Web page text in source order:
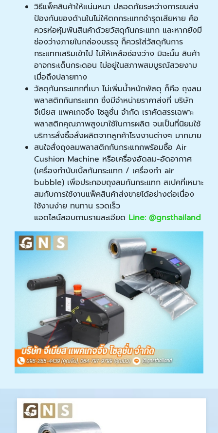
วิธีแพ็คสินค้าให้แน่นหนา ปลอดภัยระหว่างการขนส่ง
ป้องกันของด้านในไม่ให้ตกกระแทกชำรุดเสียหาย คือ
ควรห่อหุ้มพันสินค้าด้วยวัสดุกันกระแทก และหากยังมี
ช่องว่างภายในกล่องบรรจุ ก็ควรใส่วัสดุกันการ
กระแทกเสริมเข้าไป ไม่ให้เหลือช่องว่าง มิฉะนั้น สินค้า
อาจกระเด็นกระดอน ไม่อยู่ในสภาพสมบูรณ์สวยงาม
เมื่อถึงปลายทาง
วัสดุกันกระแทกที่เบา ไม่เพิ่มน้ำหนักพัสดุ ก็คือ ถุงลม
พลาสติกกันกระแทก ซึ่งมีจำหน่ายราคาส่งที่ บริษัท
จีเนียส แพคเกจจิ้ง โซลูชั่น จำกัด เราคัดสรรเฉพาะ
พลาสติกคุณภาพสูงมาใช้ในการผลิต จนเป็นที่นิยมใช้
บริการสั่งซื้อสั่งผลิตจากลูกค้าโรงงานต่างๆ มากมาย
สนใจสั่งถุงลมพลาสติกกันกระแทกพร้อมซื้อ Air
Cushion Machine หรือเครื่องอัดลม-อัดอากาศ
(เครื่องทําบับเบิ้ลกันกระแทก / เครื่องทํา air
bubble) เพื่อประกอบถุงลมกันกระแทก สเปคที่เหมาะ
สมกับการใช้งานแพ็คสินค้าส่งขายได้อย่างต่อเนื่อง
ใช้งานง่าย ทนทาน รวดเร็ว
แอดไลน์สอบถามรายละเอียด Line: @gnsthailand